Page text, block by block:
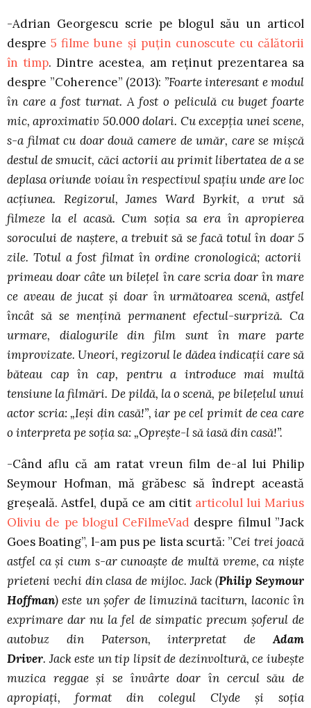
-Adrian Georgescu scrie pe blogul său un articol
despre5 filme bune și puțin cunoscute cu călătorii
în timp. Dintre acestea, am reținut prezentarea sa
despre ”Coherence” (2013): ”Foarte interesant e modul
în care a fost turnat. A fost o peliculă cu buget foarte
mic, aproximativ 50.000 dolari. Cu excepția unei scene,
s-a filmat cu doar două camere de umăr, care se mișcă
destul de smucit, căci actorii au primit libertatea de a se
deplasa oriunde voiau în respectivul spațiu unde are loc
acțiunea. Regizorul, James Ward Byrkit, a vrut să
filmeze la el acasă. Cum soția sa era în apropierea
sorocului de naștere, a trebuit să se facă totul în doar 5
zile. Totul a fost filmat în ordine cronologică; actorii
primeau doar câte un bilețel în care scria doar în mare
ce aveau de jucat și doar în următoarea scenă, astfel
încât să se mențină permanent efectul-surpriză. Ca
urmare, dialogurile din film sunt în mare parte
improvizate. Uneori, regizorul le dădea indicații care să
băteau cap în cap, pentru a introduce mai multă
tensiune la filmări. De pildă, la o scenă, pe bilețelul unui
actor scria: „Ieși din casă!”, iar pe cel primit de cea care
o interpreta pe soția sa: „Oprește-l să iasă din casă!”.
-Când aflu că am ratat vreun film de-al lui Philip
Seymour Hofman, mă grăbesc să îndrept această
greșeală. Astfel, după ce am citit articolul lui Marius
Oliviu de pe blogul CeFilmeVad despre filmul ”Jack
Goes Boating”, l-am pus pe lista scurtă: ”Cei trei joacă
astfel ca și cum s-ar cunoaște de multă vreme, ca niște
prieteni vechi din clasa de mijloc. Jack (Philip Seymour
Hoffman) este un şofer de limuzină taciturn, laconic în
exprimare dar nu la fel de simpatic precum șoferul de
autobuz din Paterson, interpretat deAdam
Driver. Jack este un tip lipsit de dezinvoltură, ce iubeşte
muzica reggae şi se învârte doar în cercul său de
apropiaţi, format din colegul Clyde şi soţia